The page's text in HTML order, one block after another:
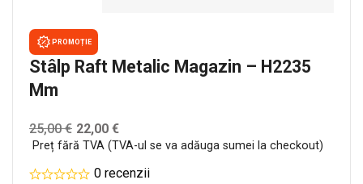
PROMOȚIE
Stâlp Raft Metalic Magazin – H2235
Mm
25,00€ 22,00 €
Preț fără TVA (TVA-ul se va adăuga sumei la checkout)
0 recenzii